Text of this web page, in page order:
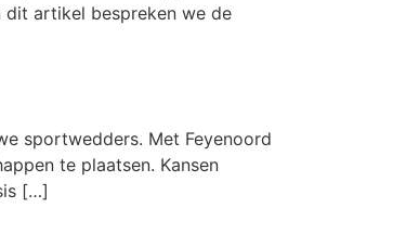
dit artikel bespreken we de
sportwedders. Met Feyenoord
te plaatsen. Kansen
[…]